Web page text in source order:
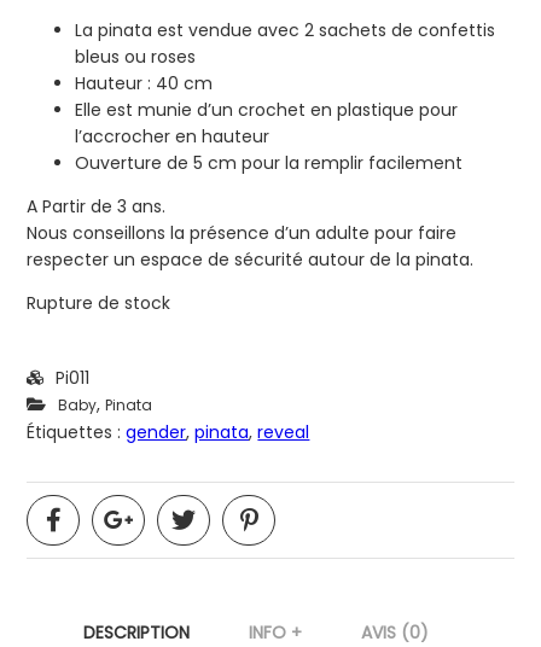
La pinata est vendue avec 2 sachets de confettis
bleus ou roses
Hauteur : 40 cm
Elle est munie d’un crochet en plastique pour
l’accrocher en hauteur
Ouverture de 5 cm pour la remplir facilement
A Partir de 3 ans.
Nous conseillons la présence d’un adulte pour faire
respecter un espace de sécurité autour de la pinata.
Rupture de stock
Pi011
Baby,Pinata
Étiquettes :gender,pinata,reveal
DESCRIPTION INFO + AVIS (0)